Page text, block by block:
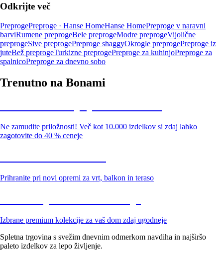
Odkrijte več
PreprogePreproge · Hanse HomeHanse HomePreproge v naravni
barviRumene preprogeBele preprogeModre preprogeVijolične
preprogeSive preprogePreproge shaggyOkrogle preprogePreproge iz
juteBež preprogeTurkizne preprogePreproge za kuhinjoPreproge za
spalnicoPreproge za dnevno sobo
Trenutno na Bonami
Ne zamudite priložnosti! Več kot 10.000 izdelkov si zdaj lahko
zagotovite do 40 % ceneje
Prihranite pri novi opremi za vrt, balkon in teraso
Izbrane premium kolekcije za vaš dom zdaj ugodneje
Spletna trgovina s svežim dnevnim odmerkom navdiha in najširšo
paleto izdelkov za lepo življenje.